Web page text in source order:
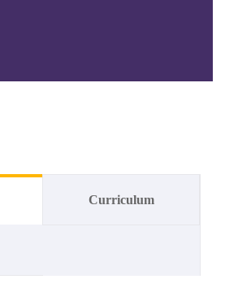
Curriculum